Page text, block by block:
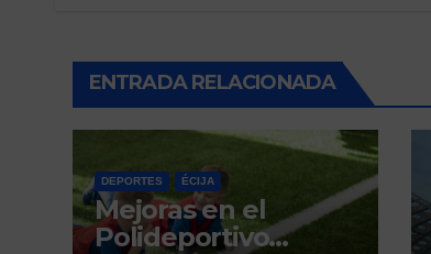
ENTRADA RELACIONADA
DEPORTES ÉCIJA
Mejoras en el
Polideportivo